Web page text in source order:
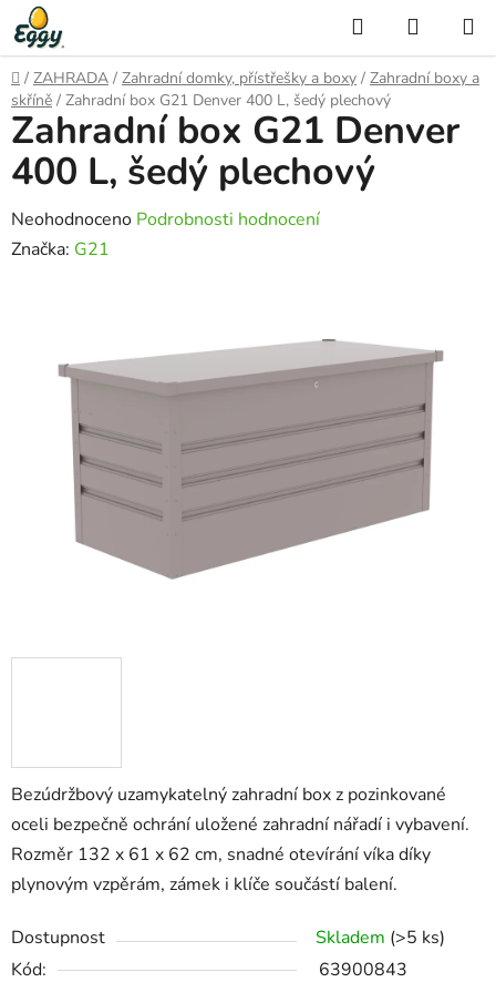
Přejít
na
obsah
Hledat
KOŠÍK
Domů
/ ZAHRADA / Zahradní domky, přístřešky a boxy / Zahradní boxy a
skříně / Zahradní box G21 Denver 400 L, šedý plechový
Bezúdržbový uzamykatelný zahradní box z pozinkované
oceli bezpečně ochrání uložené zahradní nářadí i vybavení.
Rozměr 132 x 61 x 62 cm, snadné otevírání víka díky
plynovým vzpěrám, zámek i klíče součástí balení.
Dostupnost Skladem (>5 ks)
Kód:
63900843
Zahradní box G21 Denver
400 L, šedý plechový
Průměrné
hodnocení
hvězdiček.
Neohodnoceno Podrobnosti hodnocení
Značka: G21